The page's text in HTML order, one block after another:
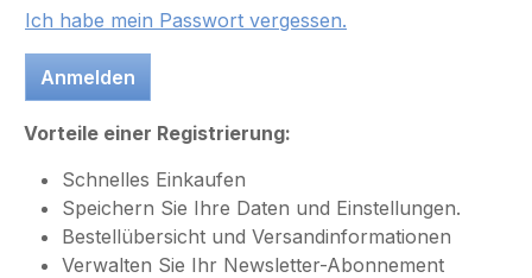
Ich habe mein Passwort vergessen.
Anmelden
Vorteile einer Registrierung:
Schnelles Einkaufen
Speichern Sie Ihre Daten und Einstellungen.
Bestellübersicht und Versandinformationen
Verwalten Sie Ihr Newsletter-Abonnement